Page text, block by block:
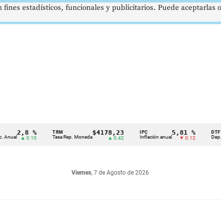
%
▲ 0.10
TRM
Tasa Rep. Moneda
$4178,23
▲ 0.42
IPC
Inflación anual
5,81 %
▼ 0.12
DTF
Dep.
Viernes, 7 de Agosto de 2026
estadísticos, funcionales y publicitarios. Puede aceptarlas